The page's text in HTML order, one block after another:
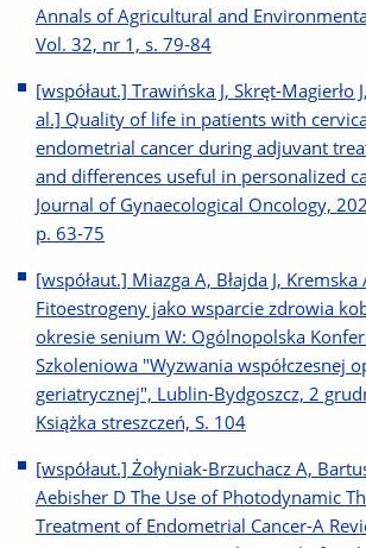
Annals of Agricultural and
Vol. 32, nr 1, s. 79-84
[współaut.] Trawińska J, Skręt-Magierło
al.] Quality of life in patients with
endometrial cancer during adjuvant
and differences useful in personalized
Journal of Gynaecological Oncology,
p. 63-75
[współaut.] Miazga A, Błajda J, Kremska
Fitoestrogeny jako wsparcie zdrowia
okresie senium W: Ogólnopolska
Szkoleniowa "Wyzwania współczesnej
geriatrycznej", Lublin-Bydgoszcz, 2
Książka streszczeń, S. 104
[współaut.] Żołyniak-Brzuchacz A,
Aebisher D The Use of Photodynamic
Treatment of Endometrial Cancer-A